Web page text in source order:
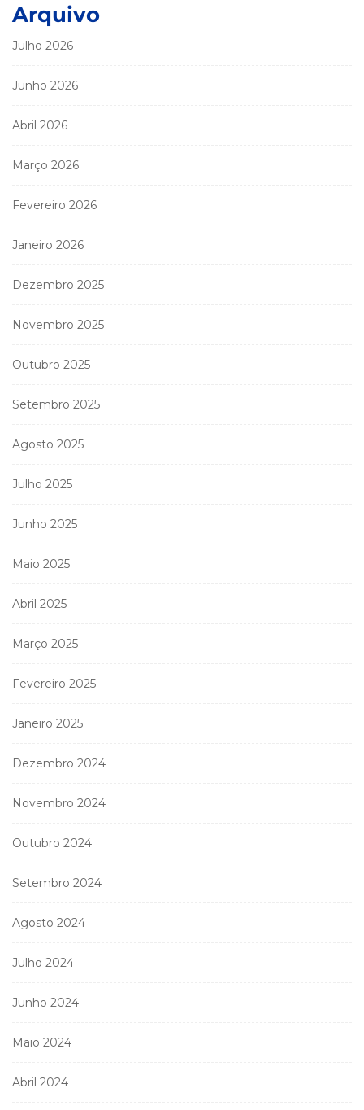
Arquivo
Julho 2026
Junho 2026
Abril 2026
Março 2026
Fevereiro 2026
Janeiro 2026
Dezembro 2025
Novembro 2025
Outubro 2025
Setembro 2025
Agosto 2025
Julho 2025
Junho 2025
Maio 2025
Abril 2025
Março 2025
Fevereiro 2025
Janeiro 2025
Dezembro 2024
Novembro 2024
Outubro 2024
Setembro 2024
Agosto 2024
Julho 2024
Junho 2024
Maio 2024
Abril 2024